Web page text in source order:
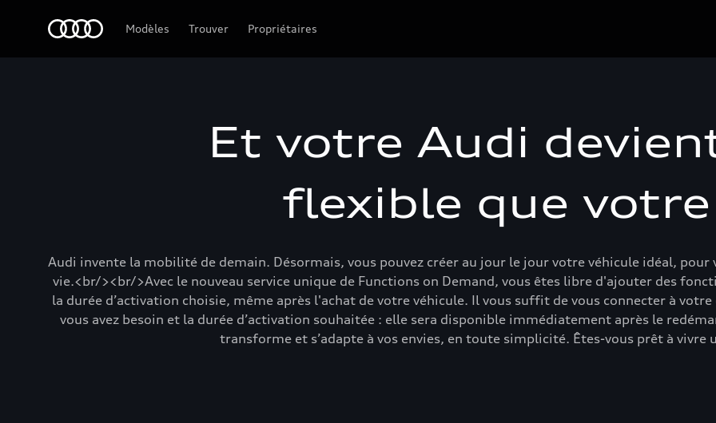
Modèles Trouver Propriétaires
Et votre Audi
flexible que votre
Audi invente la mobilité de demain. Désormais, vous pouvez créer au jour le jour votre véhicule idéal,
vie.<br/><br/>Avec le nouveau service unique de Functions on Demand, vous êtes libre d'ajouter des
la durée d’activation choisie, même après l'achat de votre véhicule. Il vous suffit de vous connecter à
vous avez besoin et la durée d’activation souhaitée : elle sera disponible immédiatement après le
transforme et s’adapte à vos envies, en toute simplicité. Êtes-vous prêt à vivre